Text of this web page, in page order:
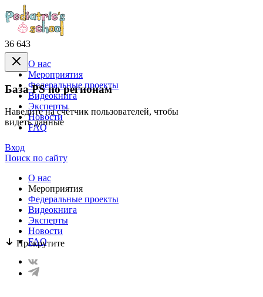
36 643
База PS по регионам
Наведите на счётчик пользователей, чтобы
видеть данные
Прокрутите
О нас
Mероприятия
Федеральные проекты
Видеокнига
Эксперты
Новости
FAQ
Вход
Поиск по сайту
О нас
Mероприятия
Федеральные проекты
Видеокнига
Эксперты
Новости
FAQ